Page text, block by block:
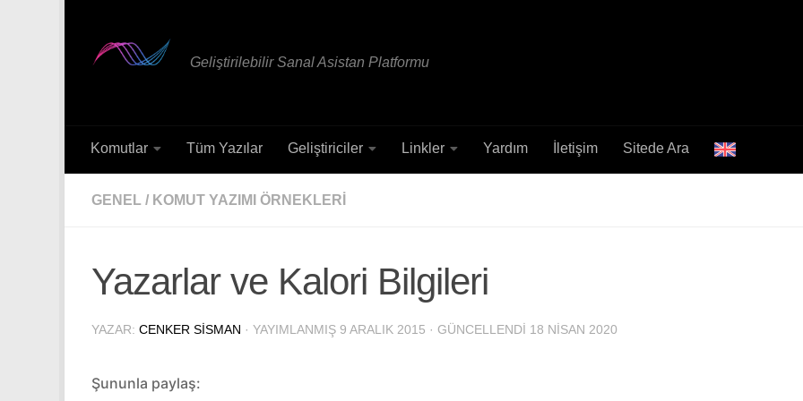
Geliştirilebilir Sanal Asistan Platformu
Komutlar Tüm Yazılar Geliştiriciler Linkler Yardım İletişim Sitede Ara
GENEL / KOMUT YAZIMI ÖRNEKLERI
Yazarlar ve Kalori Bilgileri
YAZAR: CENKER SISMAN · YAYIMLANMIŞ 9 ARALIK 2015 · GÜNCELLENDI 18 NISAN 2020
Şununla paylaş: